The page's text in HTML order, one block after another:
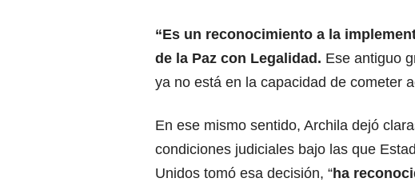
“Es un reconocimiento a la
de la Paz con Legalidad. Ese antiguo
ya no está en la capacidad de cometer
En ese mismo sentido, Archila dejó
condiciones judiciales bajo las que
Unidos tomó esa decisión, “ha